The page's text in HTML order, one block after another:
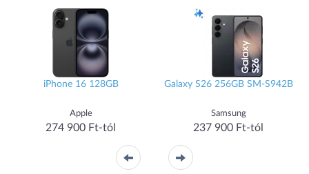
iPhone 16 128GB
Apple
274 900 Ft-tól
Galaxy S26 256GB SM-S942B
Samsung
237 900 Ft-tól